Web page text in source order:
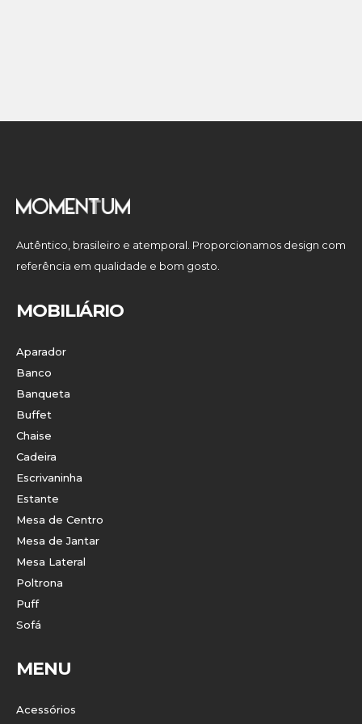
Autêntico, brasileiro e atemporal. Proporcionamos design com
referência em qualidade e bom gosto.
MOBILIÁRIO
Aparador
Banco
Banqueta
Buffet
Chaise
Cadeira
Escrivaninha
Estante
Mesa de Centro
Mesa de Jantar
Mesa Lateral
Poltrona
Puff
Sofá
MENU
Acessórios